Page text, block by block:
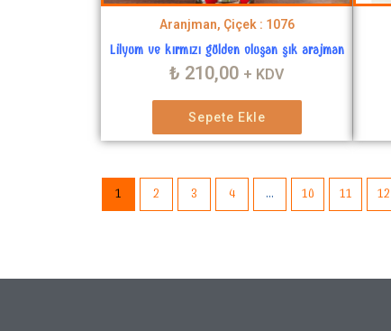
Aranjman, Çiçek : 1076
Lilyum ve kırmızı gülden oluşan şık arajman
₺ 210,00 + KDV
Sepete Ekle
1 2 3 4 … 10 11 12